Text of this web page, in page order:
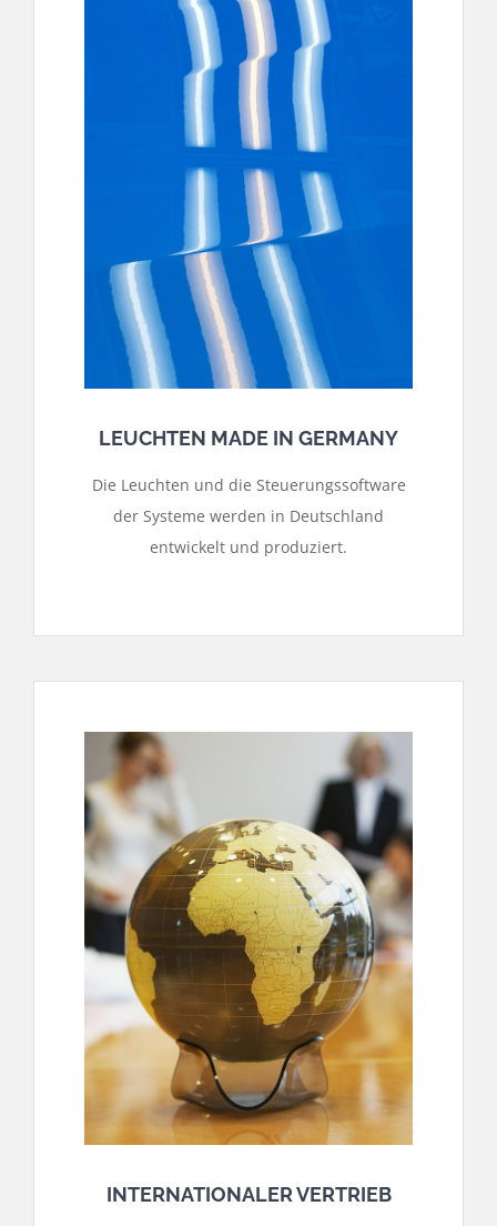
LEUCHTEN MADE IN GERMANY
Die Leuchten und die Steuerungssoftware
der Systeme werden in Deutschland
entwickelt und produziert.
INTERNATIONALER VERTRIEB